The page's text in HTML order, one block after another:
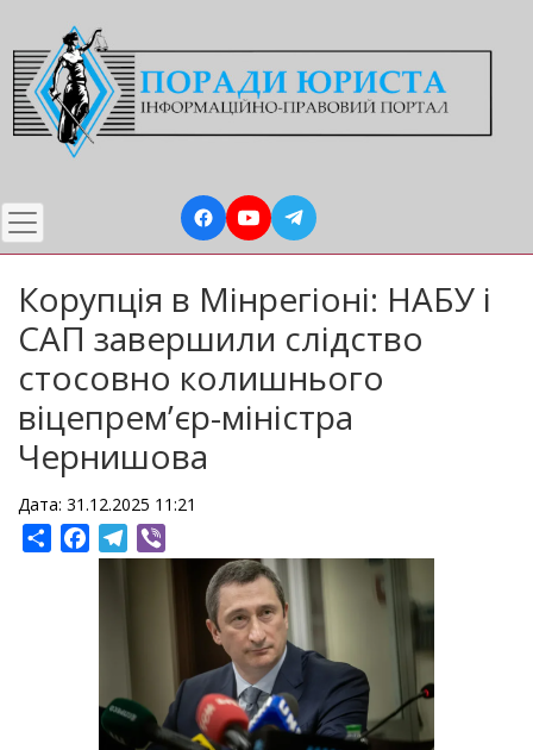
до
основного
вмісту
Корупція в Мінрегіоні: НАБУ і
САП завершили слідство
стосовно колишнього
віцепрем’єр-міністра
Чернишова
Дата: 31.12.2025 11:21
ShareFacebookTelegram